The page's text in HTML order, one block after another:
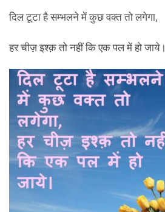
दिल टूटा है सम्भलने में कुछ वक्त तो लगेगा,
हर चीज़ इश्क़ तो नहीं कि एक पल में हो जाये।